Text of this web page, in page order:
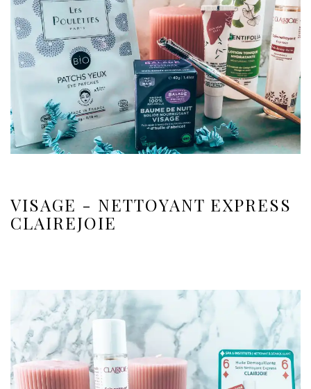
VISAGE - NETTOYANT EXPRESS
CLAIREJOIE